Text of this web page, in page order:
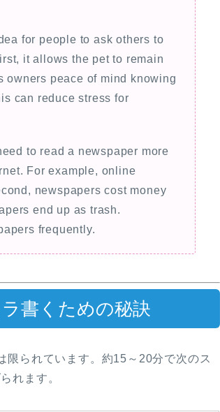
for people to ask others to
it allows the pet to remain
owners peace of mind knowing
can reduce stress for
to read a newspaper more
For example, online
newspapers cost money
end up as trash.
frequently.
書くための秘訣
られています。 約15～20分で次のス
れます。